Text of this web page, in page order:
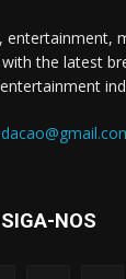
entertainment,
the latest
SIGA-NOS